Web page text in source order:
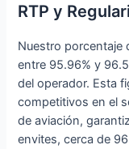
RTP y
Nuestro porcentaje
entre 95.96% y
del operador. Esta
competitivos en el
de aviación,
envites, cerca de